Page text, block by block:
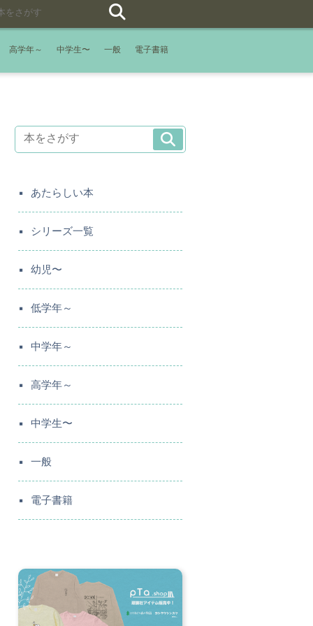
高学年～ 中学生〜 一般 電子書籍
あたらしい本
シリーズ一覧
幼児〜
低学年～
中学年～
高学年～
中学生〜
一般
電子書籍